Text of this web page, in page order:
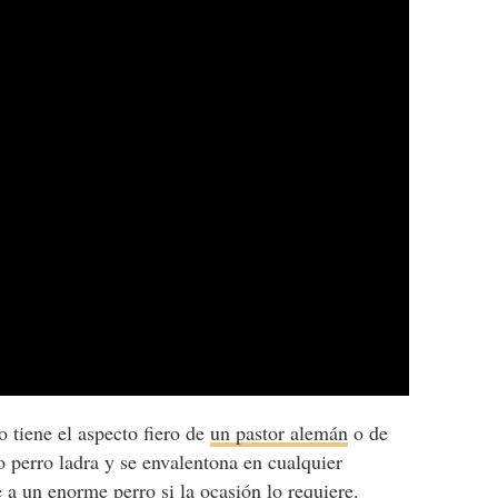
tiene el aspecto fiero deun pastor alemán o de
ladra y se envalentona en cualquier
un enorme perro si la ocasión lo requiere.